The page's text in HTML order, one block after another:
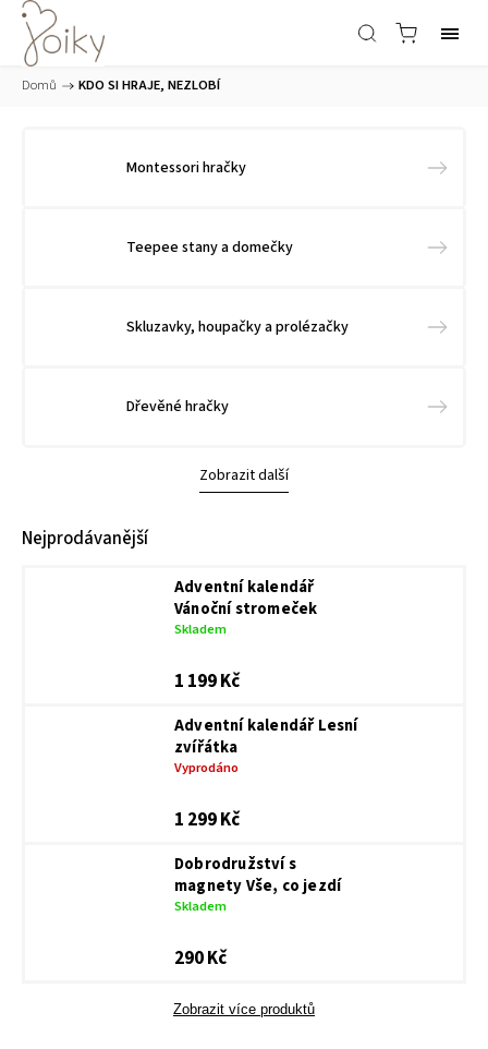
Domů / KDO SI HRAJE, NEZLOBÍ
Montessori hračky
Teepee stany a domečky
Skluzavky, houpačky a prolézačky
Dřevěné hračky
Zobrazit další
Nejprodávanější
Adventní kalendář
Vánoční stromeček
Skladem
1 199 Kč
Adventní kalendář Lesní
zvířátka
Vyprodáno
1 299 Kč
Dobrodružství s
magnety Vše, co jezdí
Skladem
290 Kč
Zobrazit více produktů